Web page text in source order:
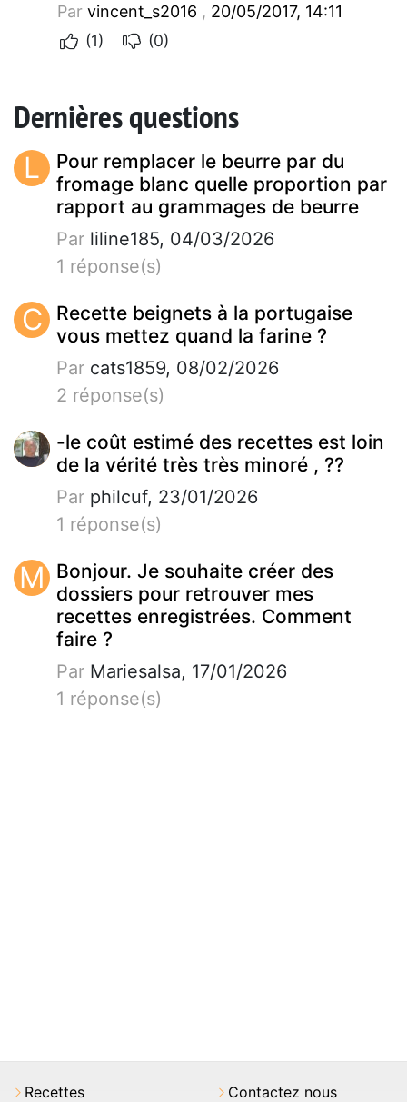
Par vincent_s2016 , 20/05/2017, 14:11
(1)
(0)
Dernières questions
L
Pour remplacer le beurre par du
fromage blanc quelle proportion par
rapport au grammages de beurre
Par liline185, 04/03/2026
1 réponse(s)
C
Recette beignets à la portugaise
vous mettez quand la farine ?
Par cats1859, 08/02/2026
2 réponse(s)
-le coût estimé des recettes est loin
de la vérité très très minoré , ??
Par philcuf, 23/01/2026
1 réponse(s)
M Bonjour. Je souhaite créer des
dossiers pour retrouver mes
recettes enregistrées. Comment
faire ?
Par Mariesalsa, 17/01/2026
1 réponse(s)
Recettes Contactez nous